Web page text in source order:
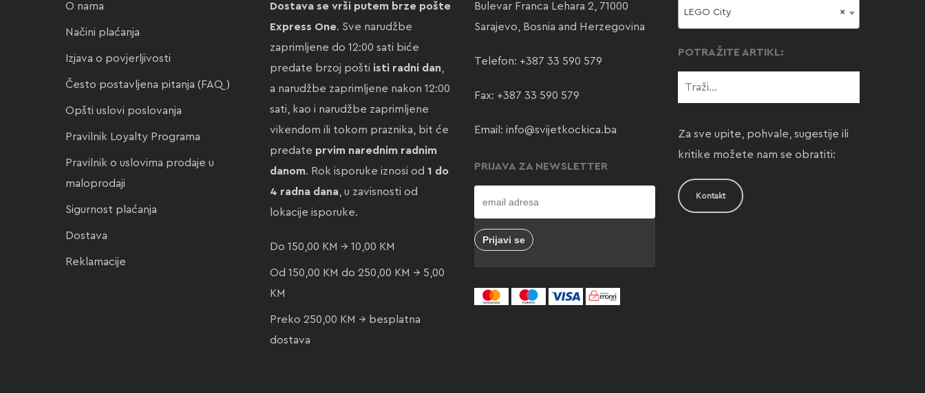
O nama
Načini plaćanja
Izjava o povjerljivosti
Često postavljena pitanja (FAQ)
Opšti uslovi poslovanja
Pravilnik Loyalty Programa
Pravilnik o uslovima prodaje u
maloprodaji
Sigurnost plaćanja
Dostava
Reklamacije
Dostava se vrši putem brze pošte
Express One. Sve narudžbe
zaprimljene do 12:00 sati biće
predate brzoj pošti isti radni dan,
a narudžbe zaprimljene nakon 12:00
sati, kao i narudžbe zaprimljene
vikendom ili tokom praznika, bit će
predate prvim narednim radnim
danom. Rok isporuke iznosi od 1 do
4 radna dana, u zavisnosti od
lokacije isporuke.
Do 150,00 KM → 10,00 KM
Od 150,00 KM do 250,00 KM → 5,00
KM
Preko 250,00 KM → besplatna
dostava
Bulevar Franca Lehara 2, 71000
Sarajevo, Bosnia and Herzegovina
Telefon: +387 33 590 579
Fax: +387 33 590 579
Email: info@svijetkockica.ba
PRIJAVA ZA NEWSLETTER
×
LEGO City
POTRAŽITE ARTIKL:
Za sve upite, pohvale, sugestije ili
kritike možete nam se obratiti:
Kontakt